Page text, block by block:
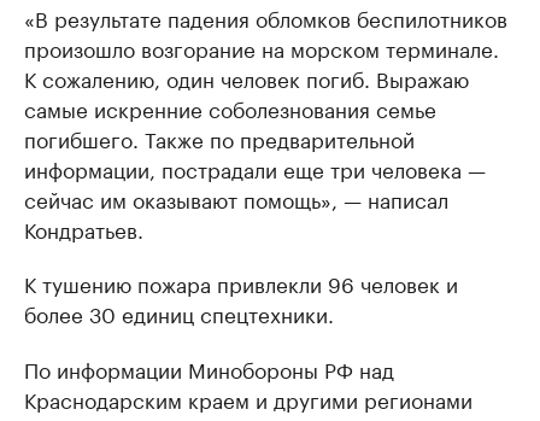
«В результате падения обломков беспилотников
произошло возгорание на морском терминале.
К сожалению, один человек погиб. Выражаю
самые искренние соболезнования семье
погибшего. Также по предварительной
информации, пострадали еще три человека —
сейчас им оказывают помощь», — написал
Кондратьев.
К тушению пожара привлекли 96 человек и
более 30 единиц спецтехники.
По информации Минобороны РФ над
Краснодарским краем и другими регионами